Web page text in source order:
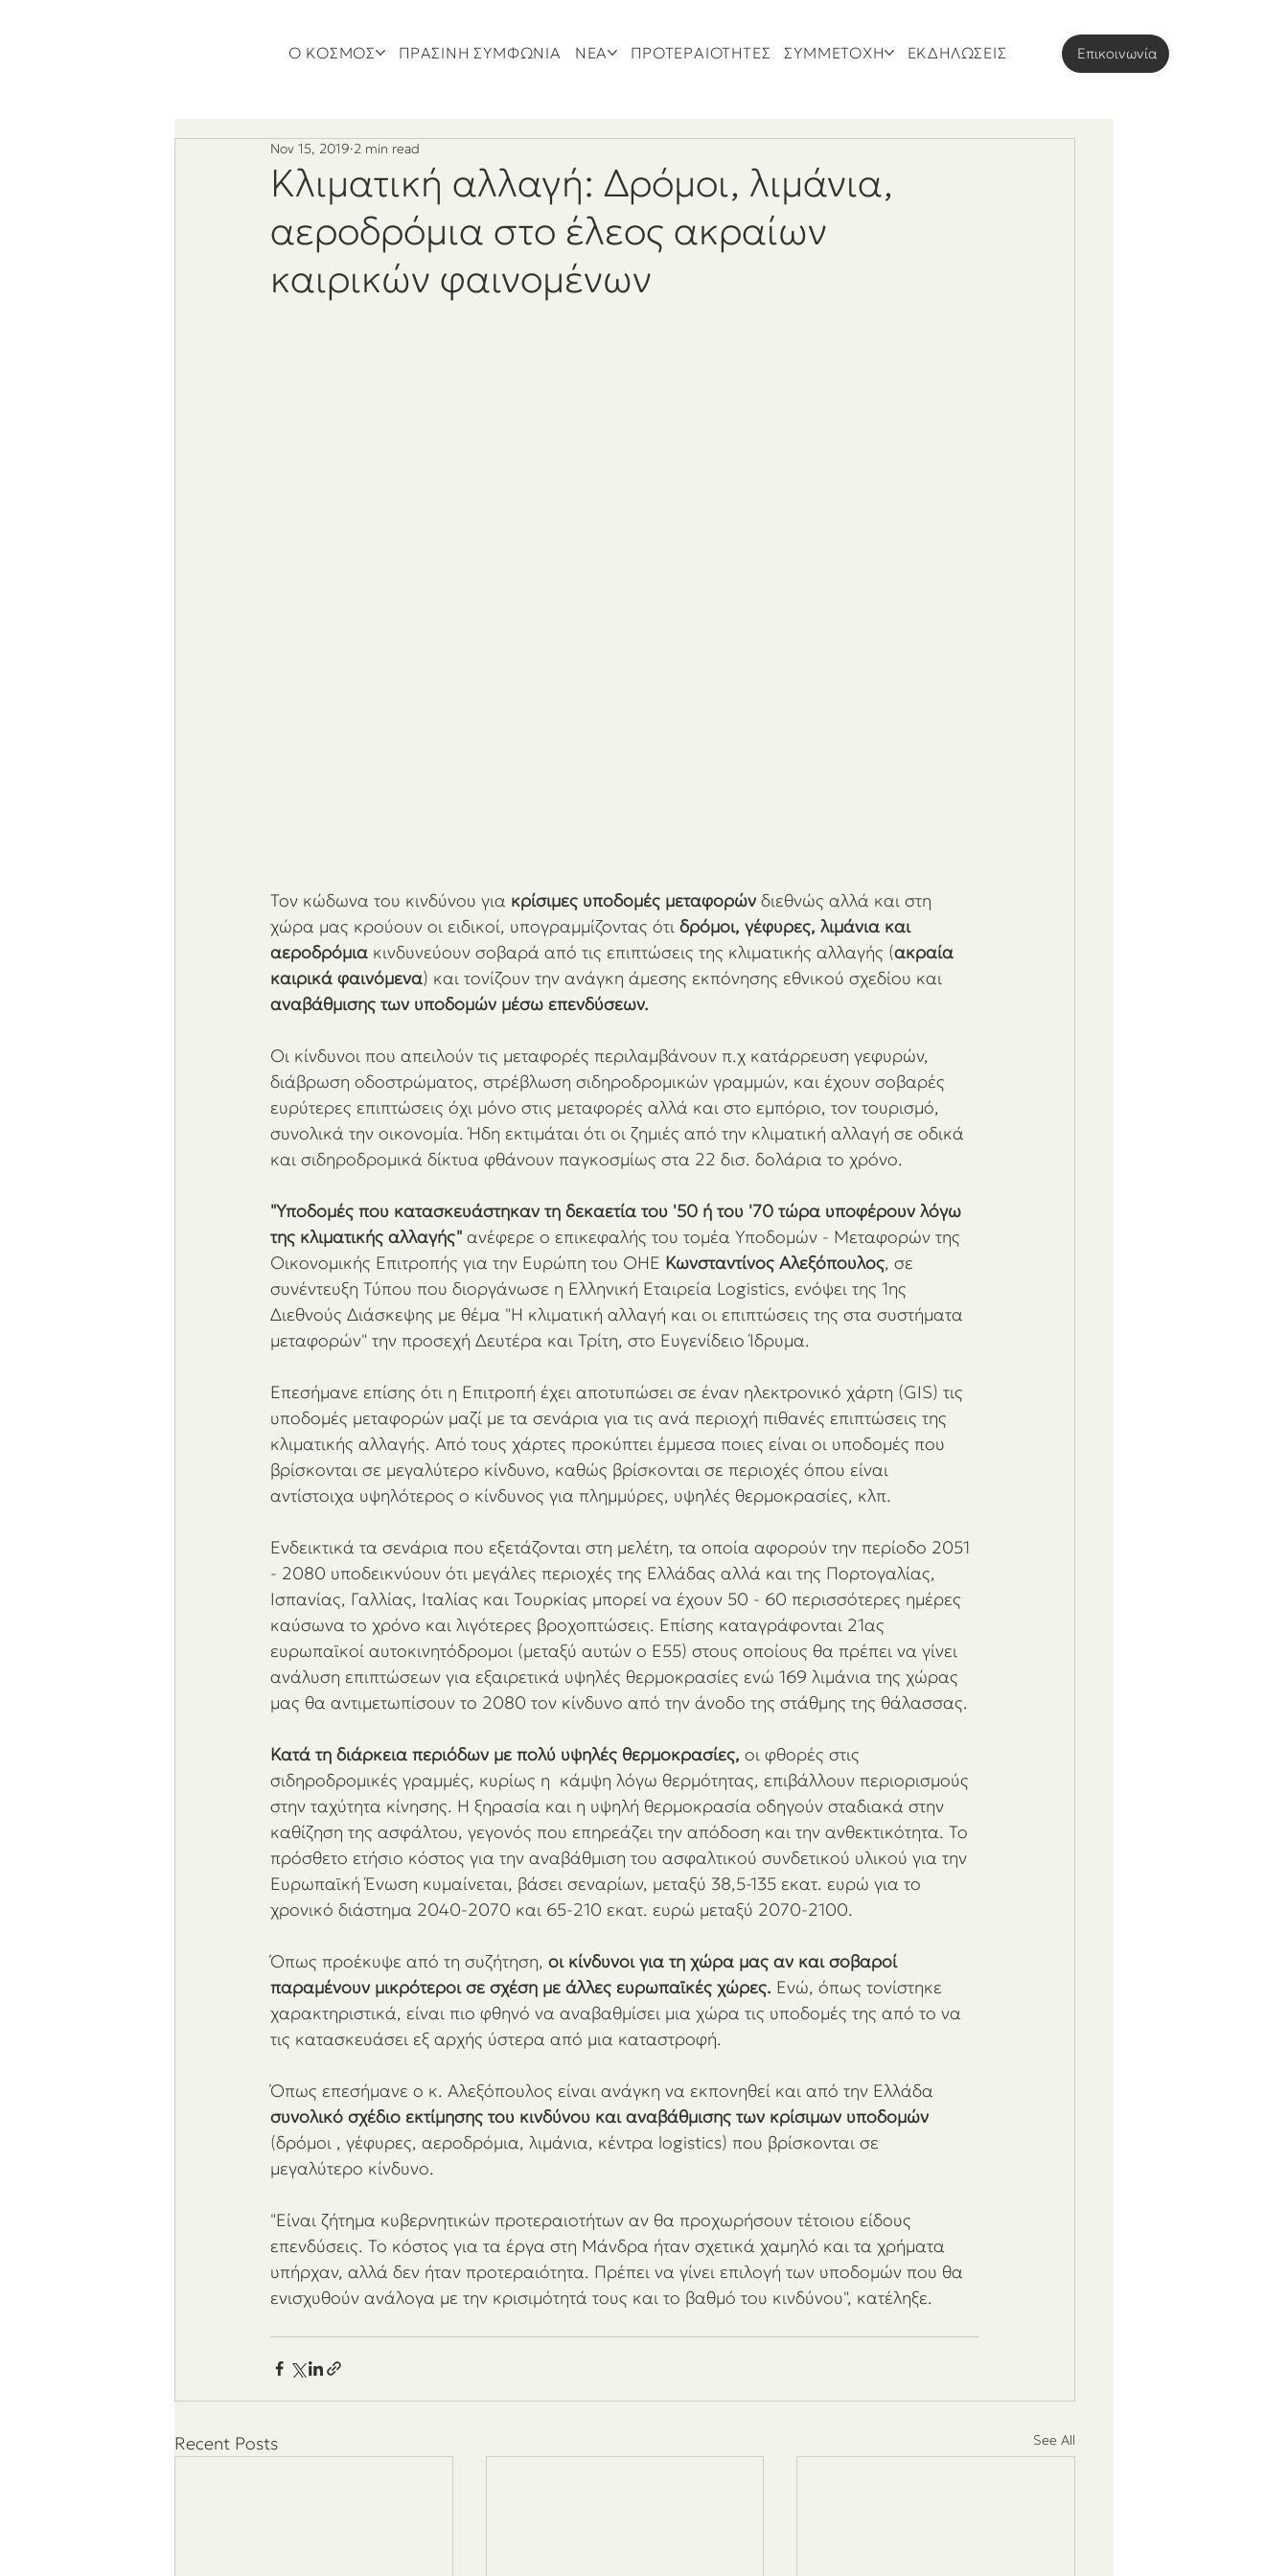
Ο ΚΟΣΜΟΣ ΠΡΑΣΙΝΗ ΣΥΜΦΩΝΙΑ ΝΕΑ ΠΡΟΤΕΡΑΙΟΤΗΤΕΣ ΣΥΜΜΕΤΟΧΗ ΕΚΔΗΛΩΣΕΙΣ Eπικοινωνία
Κλιματική αλλαγή: Δρόμοι, λιμάνια,
αεροδρόμια στο έλεος ακραίων
καιρικών φαινομένων
Nov 15, 2019 2 min read
Τον κώδωνα του κινδύνου για κρίσιμες υποδομές μεταφορών διεθνώς αλλά και στη
χώρα μας κρούουν οι ειδικοί, υπογραμμίζοντας ότι δρόμοι, γέφυρες, λιμάνια και
αεροδρόμια κινδυνεύουν σοβαρά από τις επιπτώσεις της κλιματικής αλλαγής (ακραία
καιρικά φαινόμενα) και τονίζουν την ανάγκη άμεσης εκπόνησης εθνικού σχεδίου και
αναβάθμισης των υποδομών μέσω επενδύσεων.
Οι κίνδυνοι που απειλούν τις μεταφορές περιλαμβάνουν π.χ κατάρρευση γεφυρών,
διάβρωση οδοστρώματος, στρέβλωση σιδηροδρομικών γραμμών, και έχουν σοβαρές
ευρύτερες επιπτώσεις όχι μόνο στις μεταφορές αλλά και στο εμπόριο, τον τουρισμό,
συνολικά την οικονομία. Ήδη εκτιμάται ότι οι ζημιές από την κλιματική αλλαγή σε οδικά
και σιδηροδρομικά δίκτυα φθάνουν παγκοσμίως στα 22 δισ. δολάρια το χρόνο.
"Υποδομές που κατασκευάστηκαν τη δεκαετία του '50 ή του '70 τώρα υποφέρουν λόγω
της κλιματικής αλλαγής" ανέφερε ο επικεφαλής του τομέα Υποδομών - Μεταφορών της
Οικονομικής Επιτροπής για την Ευρώπη του ΟΗΕ Κωνσταντίνος Αλεξόπουλος, σε
συνέντευξη Τύπου που διοργάνωσε η Ελληνική Εταιρεία Logistics, ενόψει της 1ης
Διεθνούς Διάσκεψης με θέμα "Η κλιματική αλλαγή και οι επιπτώσεις της στα συστήματα
μεταφορών" την προσεχή Δευτέρα και Τρίτη, στο Ευγενίδειο Ίδρυμα.
Επεσήμανε επίσης ότι η Επιτροπή έχει αποτυπώσει σε έναν ηλεκτρονικό χάρτη (GIS) τις
υποδομές μεταφορών μαζί με τα σενάρια για τις ανά περιοχή πιθανές επιπτώσεις της
κλιματικής αλλαγής. Από τους χάρτες προκύπτει έμμεσα ποιες είναι οι υποδομές που
βρίσκονται σε μεγαλύτερο κίνδυνο, καθώς βρίσκονται σε περιοχές όπου είναι
αντίστοιχα υψηλότερος ο κίνδυνος για πλημμύρες, υψηλές θερμοκρασίες, κλπ.
Ενδεικτικά τα σενάρια που εξετάζονται στη μελέτη, τα οποία αφορούν την περίοδο 2051
- 2080 υποδεικνύουν ότι μεγάλες περιοχές της Ελλάδας αλλά και της Πορτογαλίας,
Ισπανίας, Γαλλίας, Ιταλίας και Τουρκίας μπορεί να έχουν 50 - 60 περισσότερες ημέρες
καύσωνα το χρόνο και λιγότερες βροχοπτώσεις. Επίσης καταγράφονται 21ας
ευρωπαϊκοί αυτοκινητόδρομοι (μεταξύ αυτών ο Ε55) στους οποίους θα πρέπει να γίνει
ανάλυση επιπτώσεων για εξαιρετικά υψηλές θερμοκρασίες ενώ 169 λιμάνια της χώρας
μας θα αντιμετωπίσουν το 2080 τον κίνδυνο από την άνοδο της στάθμης της θάλασσας.
Κατά τη διάρκεια περιόδων με πολύ υψηλές θερμοκρασίες, οι φθορές στις
σιδηροδρομικές γραμμές, κυρίως η  κάμψη λόγω θερμότητας, επιβάλλουν περιορισμούς
στην ταχύτητα κίνησης. Η ξηρασία και η υψηλή θερμοκρασία οδηγούν σταδιακά στην
καθίζηση της ασφάλτου, γεγονός που επηρεάζει την απόδοση και την ανθεκτικότητα. Το
πρόσθετο ετήσιο κόστος για την αναβάθμιση του ασφαλτικού συνδετικού υλικού για την
Ευρωπαϊκή Ένωση κυμαίνεται, βάσει σεναρίων, μεταξύ 38,5-135 εκατ. ευρώ για το
χρονικό διάστημα 2040-2070 και 65-210 εκατ. ευρώ μεταξύ 2070-2100.
Όπως προέκυψε από τη συζήτηση, οι κίνδυνοι για τη χώρα μας αν και σοβαροί
παραμένουν μικρότεροι σε σχέση με άλλες ευρωπαϊκές χώρες. Ενώ, όπως τονίστηκε
χαρακτηριστικά, είναι πιο φθηνό να αναβαθμίσει μια χώρα τις υποδομές της από το να
τις κατασκευάσει εξ αρχής ύστερα από μια καταστροφή.
Όπως επεσήμανε ο κ. Αλεξόπουλος είναι ανάγκη να εκπονηθεί και από την Ελλάδα
συνολικό σχέδιο εκτίμησης του κινδύνου και αναβάθμισης των κρίσιμων υποδομών
(δρόμοι , γέφυρες, αεροδρόμια, λιμάνια, κέντρα logistics) που βρίσκονται σε
μεγαλύτερο κίνδυνο.
"Είναι ζήτημα κυβερνητικών προτεραιοτήτων αν θα προχωρήσουν τέτοιου είδους
επενδύσεις. Το κόστος για τα έργα στη Μάνδρα ήταν σχετικά χαμηλό και τα χρήματα
υπήρχαν, αλλά δεν ήταν προτεραιότητα. Πρέπει να γίνει επιλογή των υποδομών που θα
ενισχυθούν ανάλογα με την κρισιμότητά τους και το βαθμό του κινδύνου", κατέληξε.
Recent Posts See All